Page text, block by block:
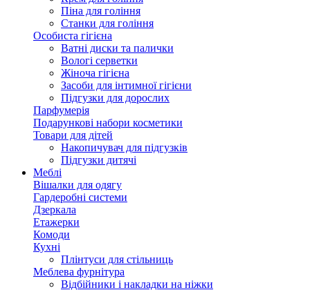
Піна для гоління
Станки для гоління
Особиста гігієна
Ватні диски та палички
Вологі серветки
Жіноча гігієна
Засоби для інтимної гігієни
Підгузки для дорослих
Парфумерія
Подарункові набори косметики
Товари для дітей
Накопичувач для підгузків
Підгузки дитячі
Меблі
Вішалки для одягу
Гардеробні системи
Дзеркала
Етажерки
Комоди
Кухні
Плінтуси для стільниць
Меблева фурнітура
Відбійники і накладки на ніжки